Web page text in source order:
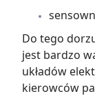
Do tego
jest bardzo
układów
kierowców